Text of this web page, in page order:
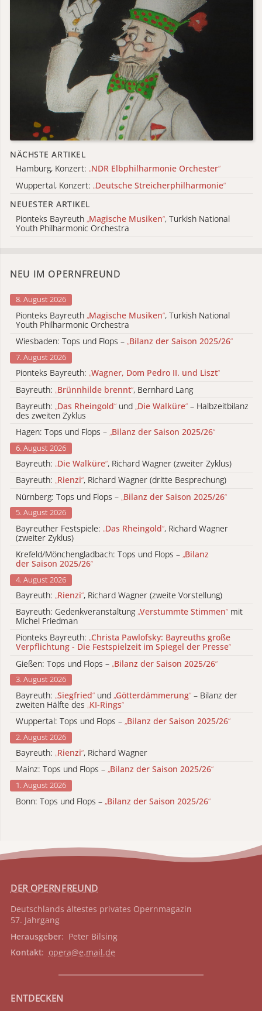
NÄCHSTE ARTIKEL
Hamburg, Konzert: „NDR Elbphilharmonie Orchester“
Wuppertal, Konzert: „Deutsche Streicherphilharmonie“
NEUESTER ARTIKEL
Pionteks Bayreuth „Magische Musiken“, Turkish National
Youth Philharmonic Orchestra
NEU IM OPERNFREUND
8. August 2026
Pionteks Bayreuth „Magische Musiken“, Turkish National
Youth Philharmonic Orchestra
Wiesbaden: Tops und Flops – „Bilanz der Saison 2025/26“
7. August 2026
Pionteks Bayreuth: „Wagner, Dom Pedro II. und Liszt“
Bayreuth: „Brünnhilde brennt“, Bernhard Lang
Bayreuth: „Das Rheingold“ und „Die Walküre“ – Halbzeitbilanz
des zweiten Zyklus
Hagen: Tops und Flops – „Bilanz der Saison 2025/26“
6. August 2026
Bayreuth: „Die Walküre“, Richard Wagner (zweiter Zyklus)
Bayreuth: „Rienzi“, Richard Wagner (dritte Besprechung)
Nürnberg: Tops und Flops – „Bilanz der Saison 2025/26“
5. August 2026
Bayreuther Festspiele: „Das Rheingold“, Richard Wagner
(zweiter Zyklus)
Krefeld/Mönchengladbach: Tops und Flops – „Bilanz
der Saison 2025/26“
4. August 2026
Bayreuth: „Rienzi“, Richard Wagner (zweite Vorstellung)
Bayreuth: Gedenkveranstaltung „Verstummte Stimmen“ mit
Michel Friedman
Pionteks Bayreuth: „Christa Pawlofsky: Bayreuths große
Verpflichtung - Die Festspielzeit im Spiegel der Presse“
Gießen: Tops und Flops – „Bilanz der Saison 2025/26“
3. August 2026
Bayreuth: „Siegfried“ und „Götterdämmerung“ – Bilanz der
zweiten Hälfte des „KI-Rings“
Wuppertal: Tops und Flops – „Bilanz der Saison 2025/26“
2. August 2026
Bayreuth: „Rienzi“, Richard Wagner
Mainz: Tops und Flops – „Bilanz der Saison 2025/26“
1. August 2026
Bonn: Tops und Flops – „Bilanz der Saison 2025/26“
DER OPERNFREUND
Deutschlands ältestes privates Opernmagazin
57. Jahrgang
Herausgeber: Peter Bilsing
Kontakt: opera@e.mail.de
ENTDECKEN